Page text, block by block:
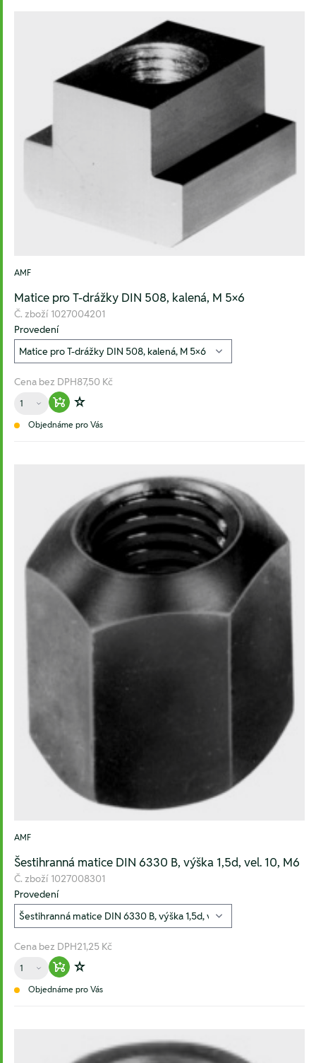
AMF
Matice pro T-drážky DIN 508, kalená, M 5×6
Č. zboží 1027004201
Provedení
Cena bez DPH87,50 Kč
Množství
Warenkorb hinzufügen
Zur Wunschliste hinzufügen
Objednáme pro Vás
AMF
Šestihranná matice DIN 6330 B, výška 1,5d, vel. 10, M6
Č. zboží 1027008301
Provedení
Cena bez DPH21,25 Kč
Množství
Warenkorb hinzufügen
Zur Wunschliste hinzufügen
Objednáme pro Vás